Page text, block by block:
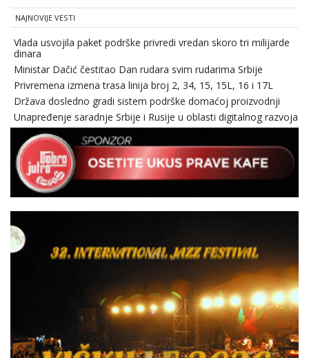
NAJNOVIJE VESTI
Vlada usvojila paket podrške privredi vredan skoro tri milijarde
dinara
Ministar Dačić čestitao Dan rudara svim rudarima Srbije
Privremena izmena trasa linija broj 2, 34, 15, 15L, 16 i 17L
Država dosledno gradi sistem podrške domaćoj proizvodnji
Unapređenje saradnje Srbije i Rusije u oblasti digitalnog razvoja